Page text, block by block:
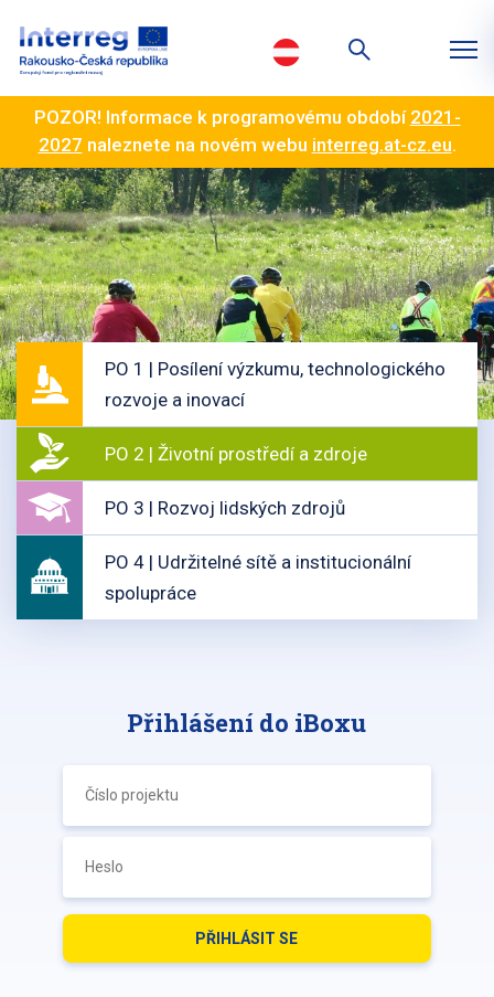
POZOR! Informace k programovému období 2021-
2027 naleznete na novém webu interreg.at-cz.eu.
PO 1 | Posílení výzkumu, technologického
rozvoje a inovací
PO 2 | Životní prostředí a zdroje
PO 3 | Rozvoj lidských zdrojů
PO 4 | Udržitelné sítě a institucionální
spolupráce
Přihlášení do iBoxu